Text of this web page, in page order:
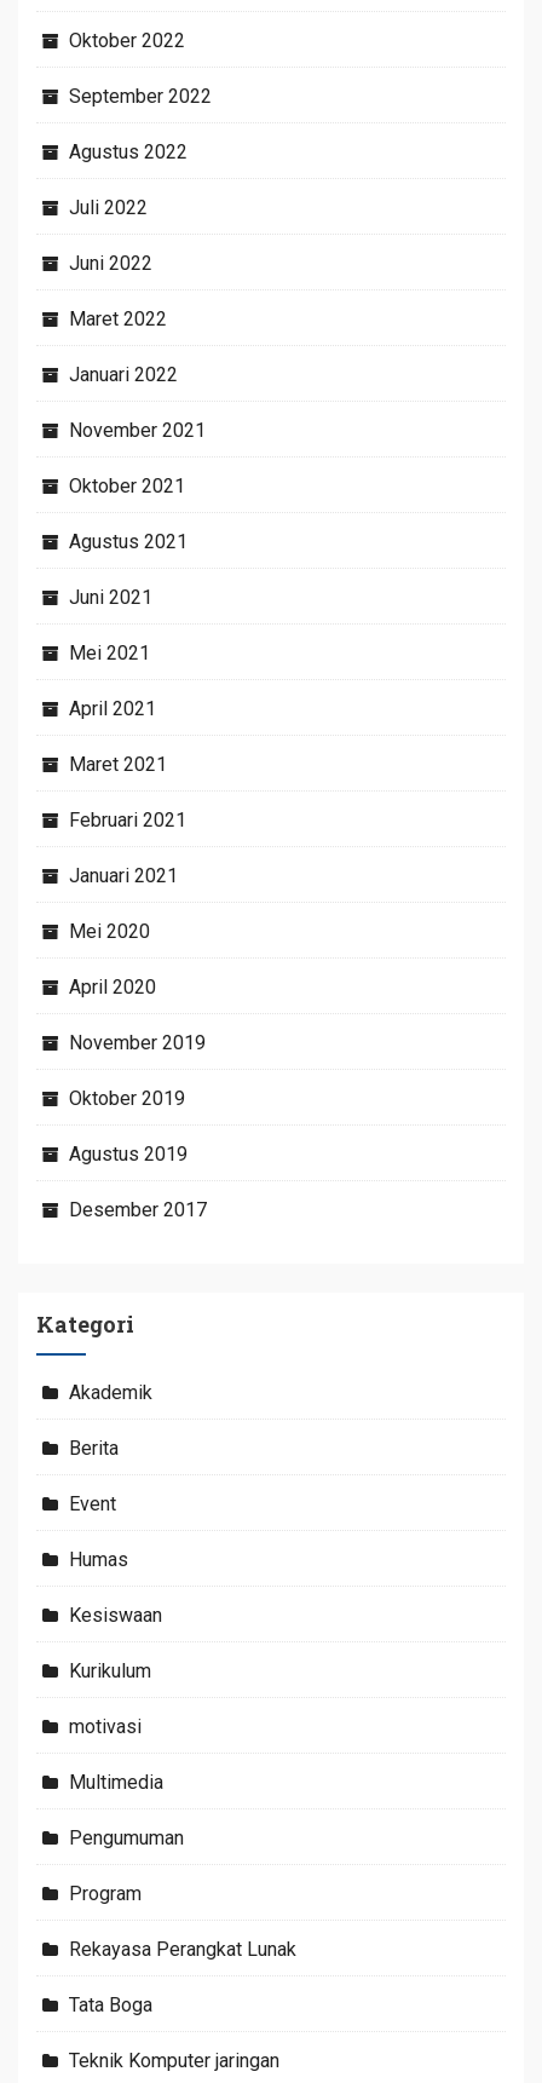
Oktober 2022
September 2022
Agustus 2022
Juli 2022
Juni 2022
Maret 2022
Januari 2022
November 2021
Oktober 2021
Agustus 2021
Juni 2021
Mei 2021
April 2021
Maret 2021
Februari 2021
Januari 2021
Mei 2020
April 2020
November 2019
Oktober 2019
Agustus 2019
Desember 2017
Kategori
Akademik
Berita
Event
Humas
Kesiswaan
Kurikulum
motivasi
Multimedia
Pengumuman
Program
Rekayasa Perangkat Lunak
Tata Boga
Teknik Komputer jaringan